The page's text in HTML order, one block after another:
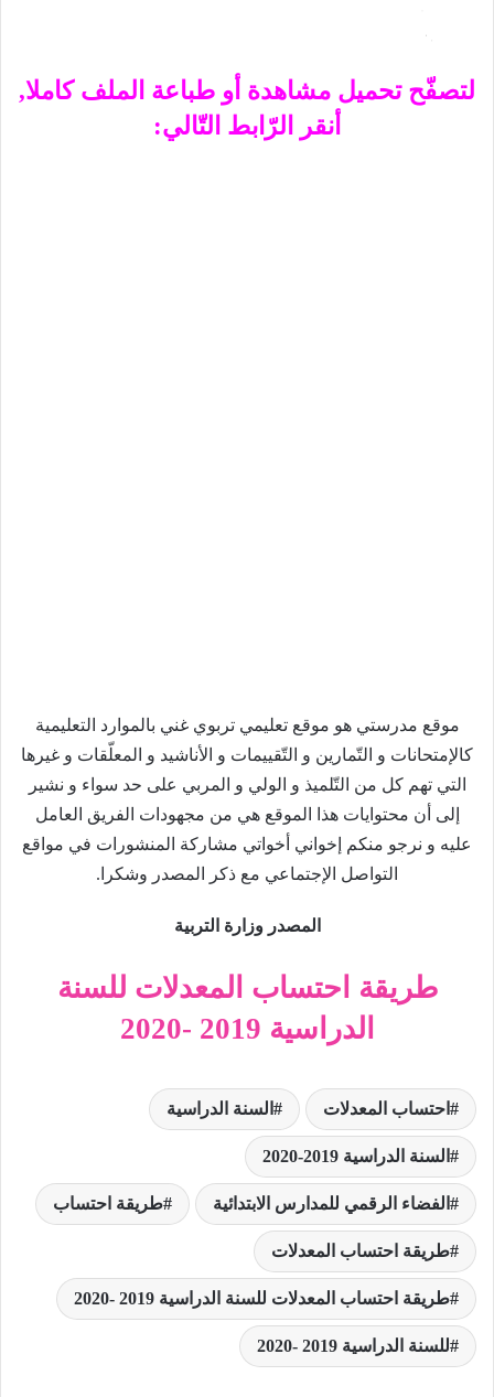
لتصفّح تحميل مشاهدة أو طباعة الملف كاملا,
أنقر الرّابط التّالي:
موقع مدرستي هو موقع تعليمي تربوي غني بالموارد التعليمية
كالإمتحانات و التّمارين و التّقييمات و الأناشيد و المعلّقات و غيرها
التي تهم كل من التّلميذ و الولي و المربي على حد سواء و نشير
إلى أن محتوايات هذا الموقع هي من مجهودات الفريق العامل
عليه و نرجو منكم إخواني أخواتي مشاركة المنشورات في مواقع
التواصل الإجتماعي مع ذكر المصدر وشكرا.
المصدر وزارة التربية
طريقة احتساب المعدلات للسنة
الدراسية 2019 -2020
احتساب المعدلات السنة الدراسية
السنة الدراسية 2019-2020
الفضاء الرقمي للمدارس الابتدائية طريقة احتساب
طريقة احتساب المعدلات
طريقة احتساب المعدلات للسنة الدراسية 2019 -2020
للسنة الدراسية 2019 -2020